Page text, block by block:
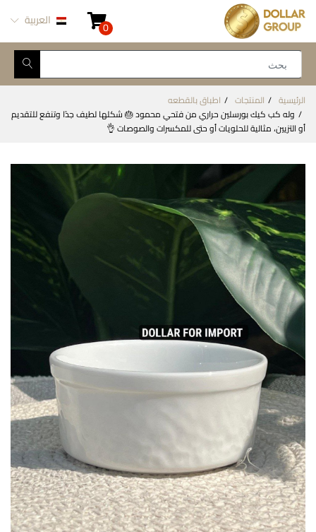
0 العربية
الرئيسية المنتجات
اطباق بالقطعه
وله كب كيك بورسلين حراري من فتحي محمود 🎂 شكلها لطيف جدًا وتنفع للتقديم
أو التزيين، مثالية للحلويات أو حتى للمكسرات والصوصات 👌